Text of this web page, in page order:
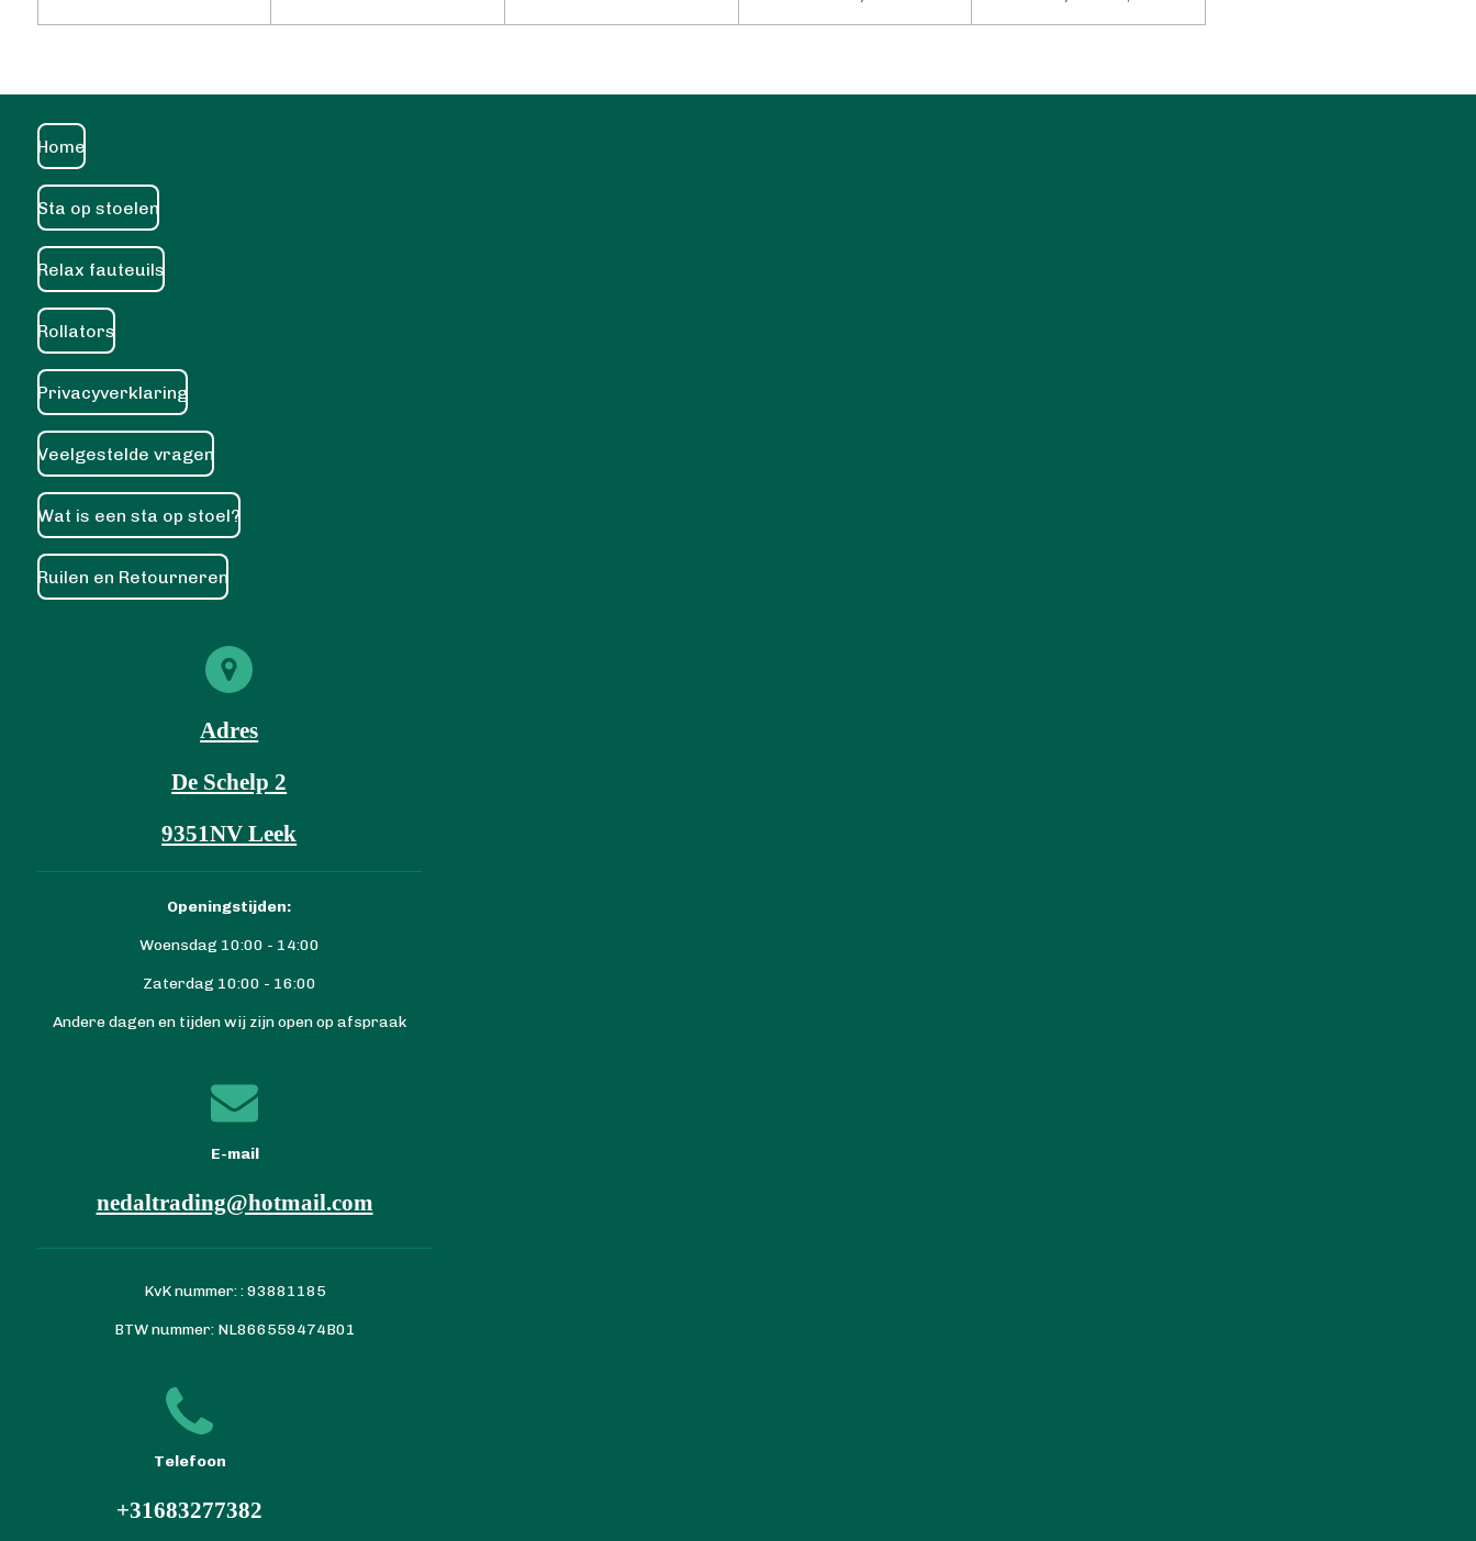
Home
Sta op stoelen
Relax fauteuils
Rollators
Privacyverklaring
Veelgestelde vragen
Wat is een sta op stoel?
Ruilen en Retourneren
Adres
De Schelp 2
9351NV Leek
Openingstijden:
Woensdag 10:00 - 14:00
Zaterdag 10:00 - 16:00
Andere dagen en tijden wij zijn open op afspraak
E-mail
nedaltrading@hotmail.com
KvK nummer: : 93881185
BTW nummer: NL866559474B01
Telefoon
+31683277382